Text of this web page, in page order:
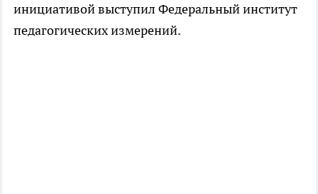
инициативой выступил Федеральный институт
педагогических измерений.